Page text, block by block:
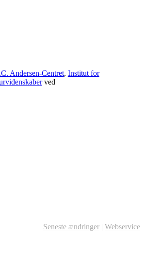
Andersen-Centret, Institut for
ved
Seneste ændringer | Webservice